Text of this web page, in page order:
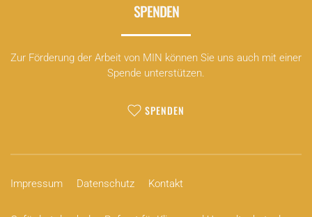
SPENDEN
Zur Förderung der Arbeit von MIN können Sie uns auch mit einer
Spende unterstützen.
SPENDEN
Impressum Datenschutz Kontakt